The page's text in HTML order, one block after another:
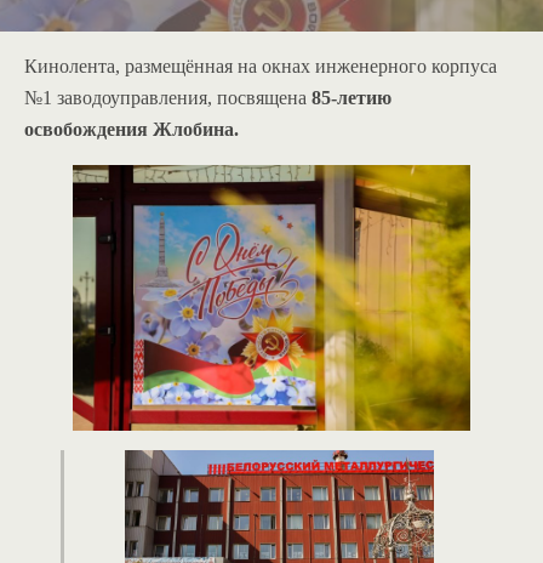
Кинолента, размещённая на окнах инженерного корпуса
№1 заводоуправления, посвящена 85-летию
освобождения Жлобина.